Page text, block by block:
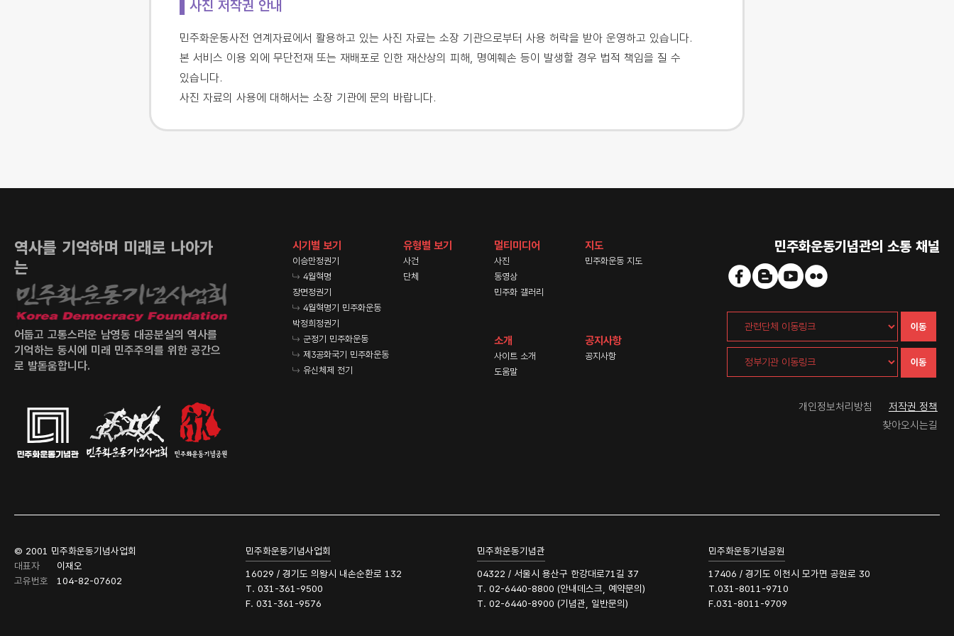
▌사진 저작권 안내
민주화운동사전 연계자료에서 활용하고 있는 사진 자료는 소장 기관으로부터 사용 허락을 받아 운영하고 있습니다.
본 서비스 이용 외에 무단전재 또는 재배포로 인한 재산상의 피해, 명예훼손 등이 발생할 경우 법적 책임을 질 수
있습니다.
사진 자료의 사용에 대해서는 소장 기관에 문의 바랍니다.
역사를 기억하며 미래로 나아가
는
어둡고 고통스러운 남영동 대공분실의 역사를
기억하는 동시에 미래 민주주의를 위한 공간으
로 발돋움합니다.
시기별 보기
이승만정권기
4월혁명
장면정권기
4월혁명기 민주화운동
박정희정권기
군정기 민주화운동
제3공화국기 민주화운동
유신체제 전기
유형별 보기
사건
단체
멀티미디어
사진
동영상
민주화 갤러리
소개
사이트 소개
도움말
지도
민주화운동 지도
공지사항
공지사항
민주화운동기념관의 소통 채널
이동
이동
개인정보처리방침
저작권 정책
찾아오시는길
© 2001 민주화운동기념사업회
대표자
이재오
고유번호
104-82-07602
민주화운동기념사업회
16029 / 경기도 의왕시 내손순환로 132
T. 031-361-9500
F. 031-361-9576
민주화운동기념관
04322 / 서울시 용산구 한강대로71길 37
T. 02-6440-8800 (안내데스크, 예약문의)
T. 02-6440-8900 (기념관, 일반문의)
민주화운동기념공원
17406 / 경기도 이천시 모가면 공원로 30
T.031-8011-9710
F.031-8011-9709